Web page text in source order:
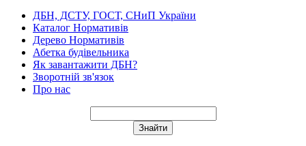
ДБН, ДСТУ, ГОСТ, СНиП України
Каталог Нормативів
Дерево Нормативів
Абетка будівельника
Як завантажити ДБН?
Зворотній зв'язок
Про нас